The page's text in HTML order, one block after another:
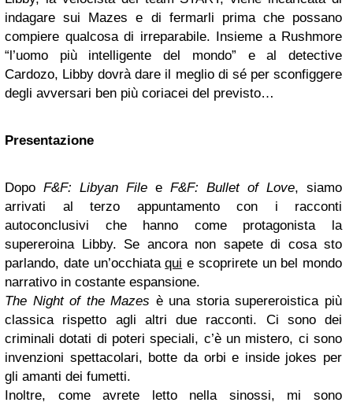
indagare sui Mazes e di fermarli prima che possano
compiere qualcosa di irreparabile. Insieme a Rushmore
“l’uomo più intelligente del mondo” e al detective
Cardozo, Libby dovrà dare il meglio di sé per sconfiggere
degli avversari ben più coriacei del previsto…
Presentazione
Dopo F&F: Libyan File e F&F: Bullet of Love, siamo
arrivati al terzo appuntamento con i racconti
autoconclusivi che hanno come protagonista la
supereroina Libby. Se ancora non sapete di cosa sto
parlando, date un’occhiataqui e scoprirete un bel mondo
narrativo in costante espansione.
The Night of the Mazes è una storia supereroistica più
classica rispetto agli altri due racconti. Ci sono dei
criminali dotati di poteri speciali, c’è un mistero, ci sono
invenzioni spettacolari, botte da orbi e inside jokes per
gli amanti dei fumetti.
Inoltre, come avrete letto nella sinossi, mi sono